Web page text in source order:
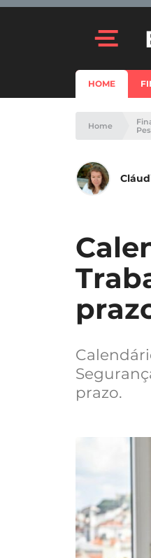
HOME
Home
prazo.